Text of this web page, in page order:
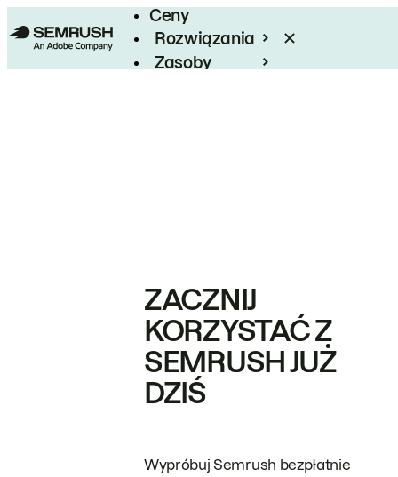
Ceny
Rozwiązania
Zasoby
ZACZNIJ
KORZYSTAĆ Z
SEMRUSH JUŻ
DZIŚ
Wypróbuj Semrush bezpłatnie